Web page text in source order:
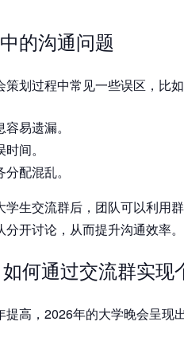
的沟通问题
划过程中常见一些误区，比
易遗漏。
间。
配混乱。
学生交流群后，团队可以利用
开讨论，从而提升沟通效率。
何通过交流群实现
高，2026年的大学晚会呈现